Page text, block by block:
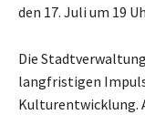
den 17. Juli um 19
Die
langfristigen
Kulturentwicklung.